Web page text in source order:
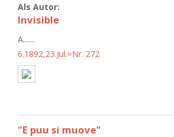
Als Autor:
Invisible
A.......
6.1892,23.Jul.=Nr. 272
"E puu si muove"